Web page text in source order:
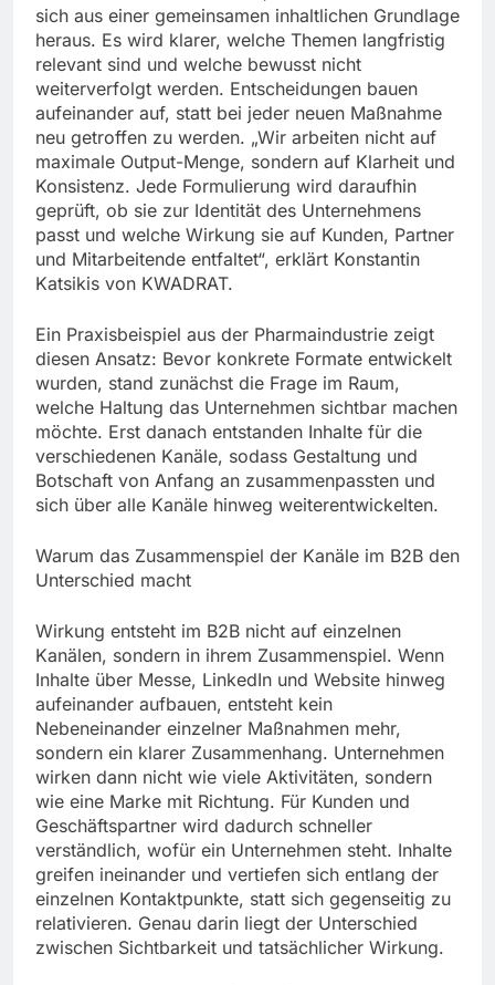
sich aus einer gemeinsamen inhaltlichen Grundlage
heraus. Es wird klarer, welche Themen langfristig
relevant sind und welche bewusst nicht
weiterverfolgt werden. Entscheidungen bauen
aufeinander auf, statt bei jeder neuen Maßnahme
neu getroffen zu werden. „Wir arbeiten nicht auf
maximale Output-Menge, sondern auf Klarheit und
Konsistenz. Jede Formulierung wird daraufhin
geprüft, ob sie zur Identität des Unternehmens
passt und welche Wirkung sie auf Kunden, Partner
und Mitarbeitende entfaltet“, erklärt Konstantin
Katsikis von KWADRAT.
Ein Praxisbeispiel aus der Pharmaindustrie zeigt
diesen Ansatz: Bevor konkrete Formate entwickelt
wurden, stand zunächst die Frage im Raum,
welche Haltung das Unternehmen sichtbar machen
möchte. Erst danach entstanden Inhalte für die
verschiedenen Kanäle, sodass Gestaltung und
Botschaft von Anfang an zusammenpassten und
sich über alle Kanäle hinweg weiterentwickelten.
Warum das Zusammenspiel der Kanäle im B2B den
Unterschied macht
Wirkung entsteht im B2B nicht auf einzelnen
Kanälen, sondern in ihrem Zusammenspiel. Wenn
Inhalte über Messe, LinkedIn und Website hinweg
aufeinander aufbauen, entsteht kein
Nebeneinander einzelner Maßnahmen mehr,
sondern ein klarer Zusammenhang. Unternehmen
wirken dann nicht wie viele Aktivitäten, sondern
wie eine Marke mit Richtung. Für Kunden und
Geschäftspartner wird dadurch schneller
verständlich, wofür ein Unternehmen steht. Inhalte
greifen ineinander und vertiefen sich entlang der
einzelnen Kontaktpunkte, statt sich gegenseitig zu
relativieren. Genau darin liegt der Unterschied
zwischen Sichtbarkeit und tatsächlicher Wirkung.